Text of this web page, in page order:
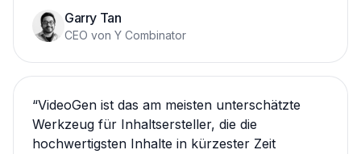
Garry Tan
CEO von Y Combinator
“VideoGen ist das am meisten unterschätzte
Werkzeug für Inhaltsersteller, die die
hochwertigsten Inhalte in kürzester Zeit